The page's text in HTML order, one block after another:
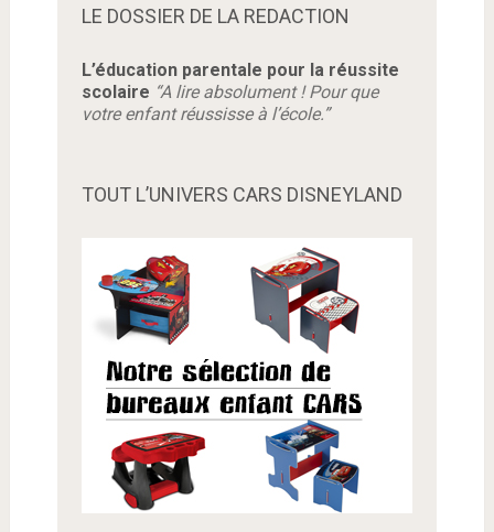
LE DOSSIER DE LA REDACTION
L’éducation parentale pour la réussite
scolaire “A lire absolument ! Pour que
votre enfant réussisse à l’école.”
TOUT L’UNIVERS CARS DISNEYLAND